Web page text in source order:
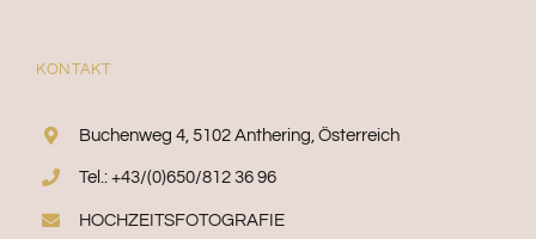
KONTAKT
Buchenweg 4, 5102 Anthering, Österreich
Tel.: +43/(0)650/812 36 96
HOCHZEITSFOTOGRAFIE